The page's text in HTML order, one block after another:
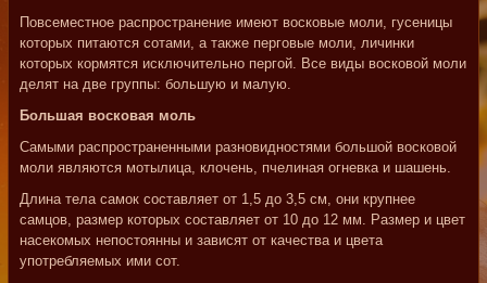
Повсеместное распространение имеют восковые моли, гусеницы
которых питаются сотами, а также перговые моли, личинки
которых кормятся исключительно пергой. Все виды восковой моли
делят на две группы: большую и малую.
Большая восковая моль
Самыми распространенными разновидностями большой восковой
моли являются мотылица, клочень, пчелиная огневка и шашень.
Длина тела самок составляет от 1,5 до 3,5 см, они крупнее
самцов, размер которых составляет от 10 до 12 мм. Размер и цвет
насекомых непостоянны и зависят от качества и цвета
употребляемых ими сот.